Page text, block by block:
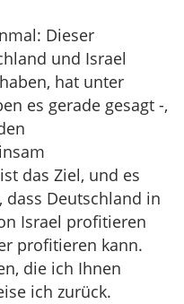
Dieser
und Israel
hat unter
es gerade gesagt -,
das Ziel, und es
Deutschland in
Israel profitieren
profitieren kann.
die ich Ihnen
ich zurück.